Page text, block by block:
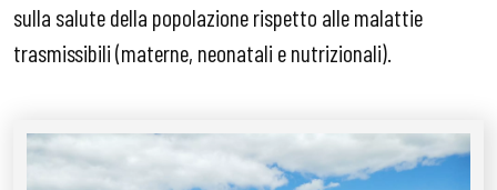
sulla salute della popolazione rispetto alle malattie
trasmissibili (materne, neonatali e nutrizionali).